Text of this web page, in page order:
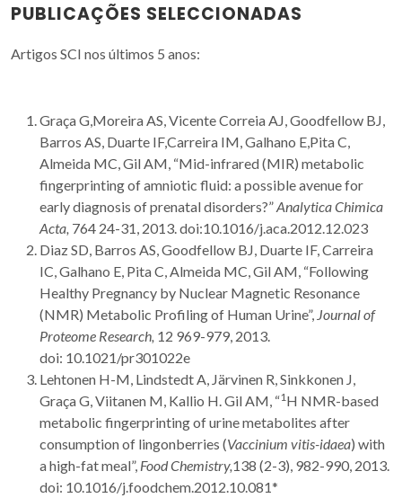
PUBLICAÇÕES SELECCIONADAS
Artigos SCI nos últimos 5 anos:
Graça G,Moreira AS, Vicente Correia AJ, Goodfellow BJ,
Barros AS, Duarte IF,Carreira IM, Galhano E,Pita C,
Almeida MC, Gil AM, “Mid-infrared (MIR) metabolic
fingerprinting of amniotic fluid: a possible avenue for
early diagnosis of prenatal disorders?”Analytica Chimica
Acta, 764 24-31, 2013. doi:10.1016/j.aca.2012.12.023
Diaz SD, Barros AS, Goodfellow BJ, Duarte IF, Carreira
IC, Galhano E, Pita C, Almeida MC, Gil AM, “Following
Healthy Pregnancy by Nuclear Magnetic Resonance
(NMR) Metabolic Profiling of Human Urine”, Journal of
Proteome Research, 12 969-979, 2013.
doi: 10.1021/pr301022e
Lehtonen H-M, Lindstedt A, Järvinen R, Sinkkonen J,
Graça G, Viitanen M, Kallio H. Gil AM, “1 H NMR-based
metabolic fingerprinting of urine metabolites after
consumption of lingonberries (Vaccinium vitis-idaea) with
a high-fat meal”, Food Chemistry,138 (2-3), 982-990, 2013.
doi: 10.1016/j.foodchem.2012.10.081*